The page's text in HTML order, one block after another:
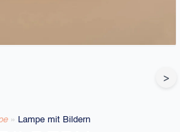
>
» Lampe mit Bildern